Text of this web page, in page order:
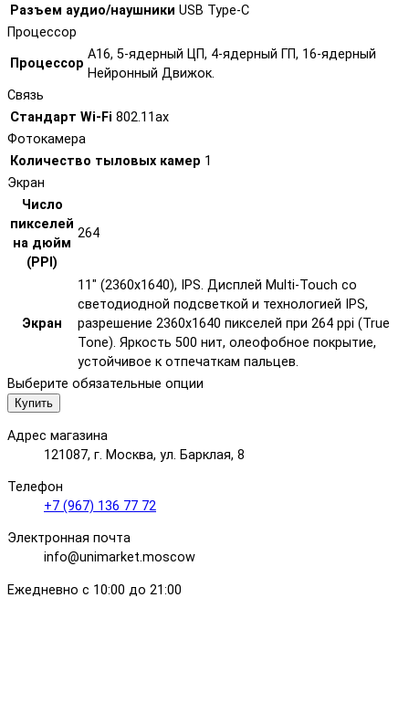
Разъем аудио/наушники USB Type-C
Процессор
Процессор
A16, 5-ядерный ЦП, 4-ядерный ГП, 16-ядерный
Нейронный Движок.
Связь
Стандарт Wi-Fi 802.11ax
Фотокамера
Количество тыловых камер 1
Экран
Число
пикселей
на дюйм
(PPI)
264
Экран
11" (2360x1640), IPS. Дисплей Multi‑Touch со
светодиодной подсветкой и технологией IPS,
разрешение 2360x1640 пикселей при 264 ppi (True
Tone). Яркость 500 нит, олеофобное покрытие,
устойчивое к отпечаткам пальцев.
Выберите обязательные опции
Купить
Адрес магазина
121087, г. Москва, ул. Барклая, 8
Телефон
+7 (967) 136 77 72
Электронная почта
info@unimarket.moscow
Ежедневно с 10:00 до 21:00